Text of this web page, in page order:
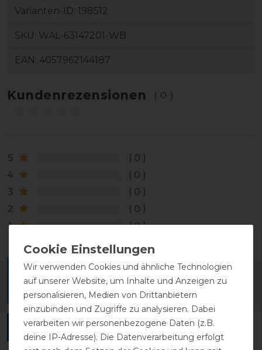
Varianten-ID: 198512
SKU: WAL-63147201-WB
EAN: 4057962144187
Kundenrezensionen (0)
5
0
4
0
3
0
2
0
1
0
Melde dich an, um eine Kundenrezension zu
ANMELDEN
Wir verwenden Cookies und ähnliche Technologien
auf unserer Website, um Inhalte und Anzeigen zu
personalisieren, Medien von Drittanbietern
einzubinden und Zugriffe zu analysieren. Dabei
verarbeiten wir personenbezogene Daten (z.B.
deine IP-Adresse). Die Datenverarbeitung erfolgt